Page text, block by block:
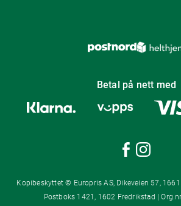
Betal på nett med
Kopibeskyttet © Europris AS, Dikeveien 57,
Postboks 1421, 1602 Fredrikstad |